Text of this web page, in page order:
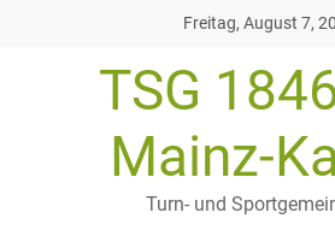
Freitag, August 7,
TSG
Mainz-
Turn- und